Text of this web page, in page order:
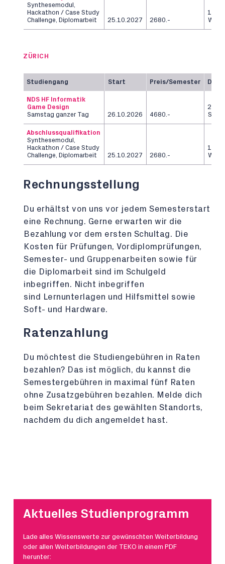
Synthesemodul,
Hackathon / Case Study
Challenge, Diplomarbeit
25.10.2027 2680.-
12
ZÜRICH
Studiengang Start Preis/Semester
NDS HF Informatik
Game Design
Samstag ganzer Tag
26.10.2026 4680.-
2
Abschlussqualifikation
Synthesemodul,
Hackathon / Case Study
Challenge, Diplomarbeit
25.10.2027 2680.-
12
Rechnungsstellung
Du erhältst von uns vor jedem Semesterstart
eine Rechnung. Gerne erwarten wir die
Bezahlung vor dem ersten Schultag. Die
Kosten für Prüfungen, Vordiplomprüfungen,
Semester- und Gruppenarbeiten sowie für
die Diplomarbeit sind im Schulgeld
inbegriffen. Nicht inbegriffen
sind Lernunterlagen und Hilfsmittel sowie
Soft- und Hardware.
Ratenzahlung
Du möchtest die Studiengebühren in Raten
bezahlen? Das ist möglich, du kannst die
Semestergebühren in maximal fünf Raten
ohne Zusatzgebühren bezahlen. Melde dich
beim Sekretariat des gewählten Standorts,
nachdem du dich angemeldet hast.
Aktuelles Studienprogramm
Lade alles Wissenswerte zur gewünschten Weiterbildung
oder allen Weiterbildungen der TEKO in einem PDF
herunter: